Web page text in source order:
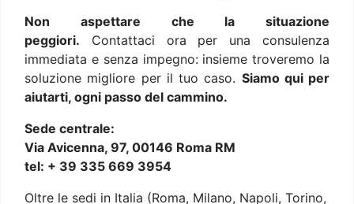
Non aspettare che la situazione
peggiori. Contattaci ora per una consulenza
immediata e senza impegno: insieme troveremo la
soluzione migliore per il tuo caso. Siamo qui per
aiutarti, ogni passo del cammino.
Sede centrale:
Via Avicenna, 97, 00146 Roma RM
tel: + 39 335 669 3954
Oltre le sedi in Italia (Roma, Milano, Napoli, Torino,